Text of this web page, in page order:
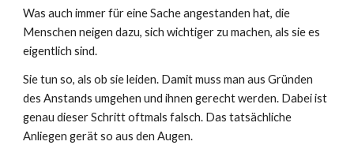
Was auch immer für eine Sache angestanden hat, die
Menschen neigen dazu, sich wichtiger zu machen, als sie es
eigentlich sind.
Sie tun so, als ob sie leiden. Damit muss man aus Gründen
des Anstands umgehen und ihnen gerecht werden. Dabei ist
genau dieser Schritt oftmals falsch. Das tatsächliche
Anliegen gerät so aus den Augen.